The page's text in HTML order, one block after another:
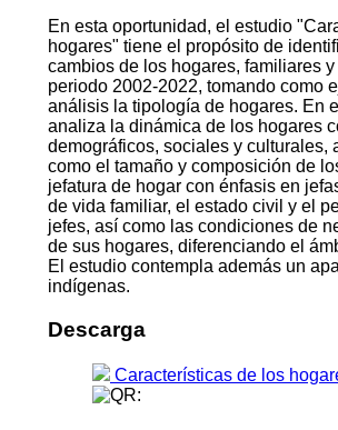
En esta oportunidad, el estudio
hogares" tiene el propósito de
cambios de los hogares, familiares
periodo 2002-2022, tomando como
análisis la tipología de hogares. En
analiza la dinámica de los hogares
demográficos, sociales y culturales,
como el tamaño y composición de
jefatura de hogar con énfasis en
de vida familiar, el estado civil y el
jefes, así como las condiciones de
de sus hogares, diferenciando el
El estudio contempla además un
indígenas.
Descarga
Características de los